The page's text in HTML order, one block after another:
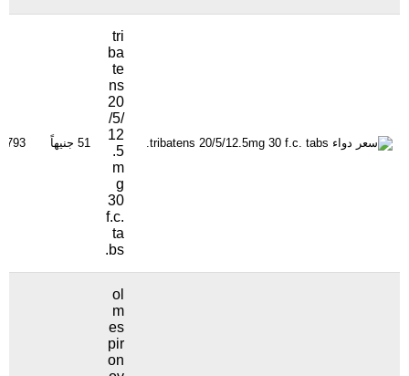
tri
ba
te
ns
20
/5/
12
.5
m
g
30
f.c.
ta
bs.
51 جنيهاً 1793 مشاهدة
ol
m
es
pir
on